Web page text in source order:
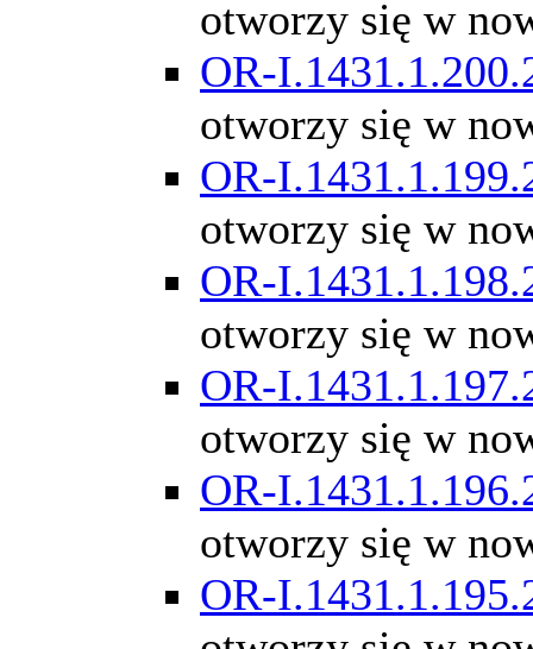
otworzy się w
OR-
otworzy się w
OR-
otworzy się w
OR-
otworzy się w
OR-
otworzy się w
OR-
otworzy się w
OR-